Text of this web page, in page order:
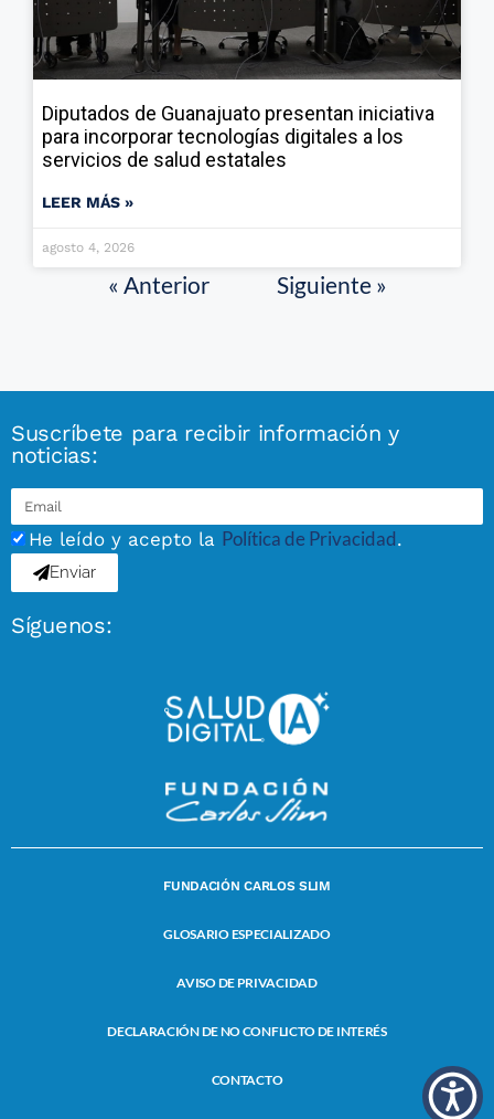
Diputados de Guanajuato presentan iniciativa
para incorporar tecnologías digitales a los
servicios de salud estatales
LEER MÁS »
agosto 4, 2026
« Anterior Siguiente »
Suscríbete para recibir información y
noticias:
He leído y acepto la Política de Privacidad.
Enviar
Síguenos:
FUNDACIÓN CARLOS SLIM
GLOSARIO ESPECIALIZADO
AVISO DE PRIVACIDAD
DECLARACIÓN DE NO CONFLICTO DE INTERÉS
CONTACTO